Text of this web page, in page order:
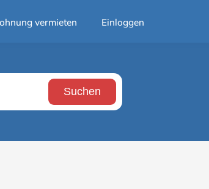
vermieten Einloggen
Suchen